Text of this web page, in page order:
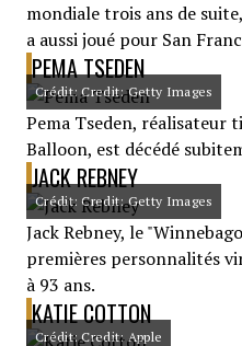
mondiale trois ans de
a aussi joué pour San
PEMA TSEDEN
Crédit: Credit: Getty Images
Pema Tseden, réalisateur
Balloon, est décédé
JACK REBNEY
Crédit: Credit: Getty Images
Jack Rebney, le
premières personnalités
à 93 ans.
KATIE COTTON
Crédit: Credit: Apple